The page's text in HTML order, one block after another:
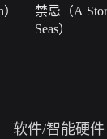
禁忌（A
Seas）
软件/智能硬件